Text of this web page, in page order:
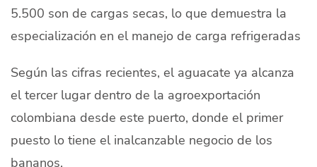
5.500 son de cargas secas, lo que demuestra la
especialización en el manejo de carga refrigeradas
Según las cifras recientes, el aguacate ya alcanza
el tercer lugar dentro de la agroexportación
colombiana desde este puerto, donde el primer
puesto lo tiene el inalcanzable negocio de los
bananos.